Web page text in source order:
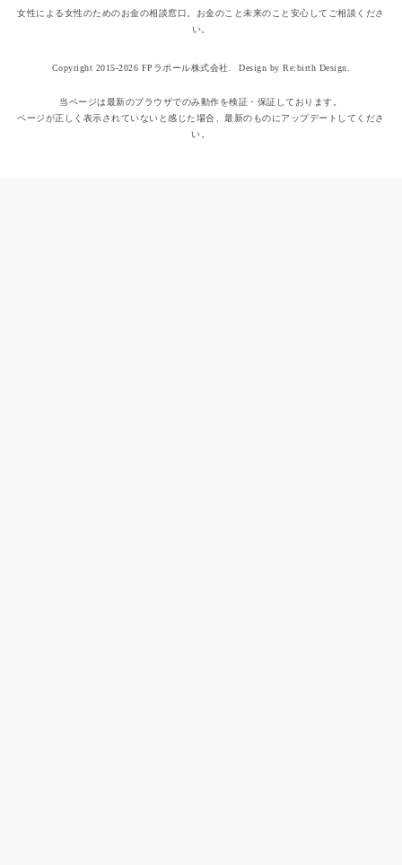
女性による女性のためのお金の相談窓口。お金のこと未来のこと安心してご相談くださ
い。
Copyright 2015-2026 FPラポール株式会社. Design by Re:birth Design.
当ページは最新のブラウザでのみ動作を検証・保証しております。
ページが正しく表示されていないと感じた場合、最新のものにアップデートしてくださ
い。